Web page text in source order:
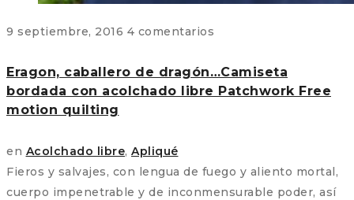
9 septiembre, 2016 4 comentarios
Eragon, caballero de dragón…Camiseta
bordada con acolchado libre Patchwork Free
motion quilting
en Acolchado libre, Apliqué
Fieros y salvajes, con lengua de fuego y aliento mortal,
cuerpo impenetrable y de inconmensurable poder, así